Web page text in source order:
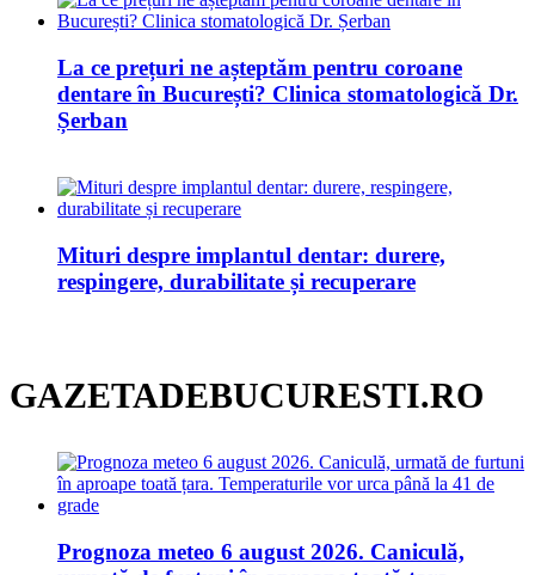
La ce prețuri ne așteptăm pentru coroane
dentare în București? Clinica stomatologică Dr.
Șerban
Mituri despre implantul dentar: durere,
respingere, durabilitate și recuperare
GAZETADEBUCURESTI.RO
Prognoza meteo 6 august 2026. Caniculă,